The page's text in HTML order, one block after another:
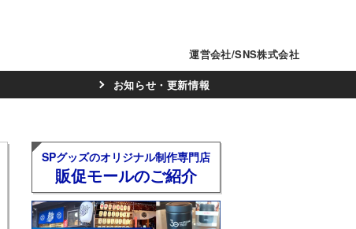
運営会社/SNS株式会社
お知らせ・更新情報
SPグッズのオリジナル制作専門店
販促モールのご紹介